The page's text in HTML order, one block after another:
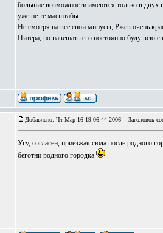
большие возможности имеются только в двух
уже не те масштабы.
Не смотря на все свои минусы, Ржев очень
Питера, но навещать его постоянно буду всю
Добавлено: Чт Мар 16 19:06:44 2006 Заголовок
Угу, согласен, приезжая сюда после родного
беготни родного городка